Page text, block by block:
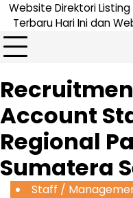
Website Direktori
Terbaru Hari Ini dan
Account
Regional
Sumatera
Staff /